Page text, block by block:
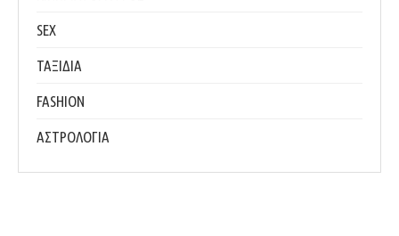
SEX
ΤΑΞΙΔΙΑ
FASHION
ΑΣΤΡΟΛΟΓΙΑ